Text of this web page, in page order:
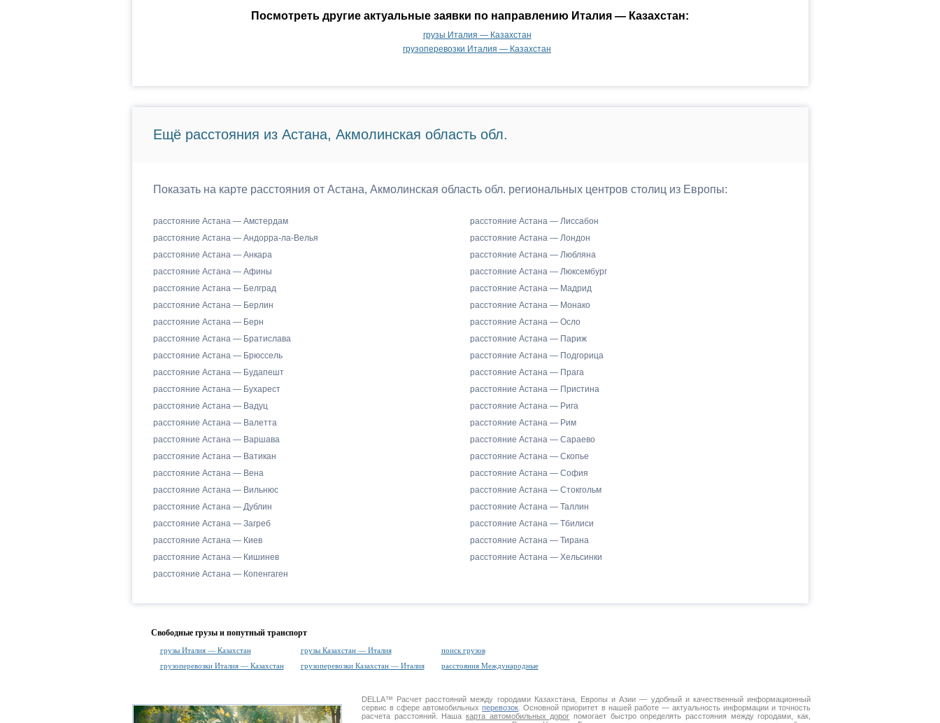
Посмотреть другие актуальные заявки по направлению Италия — Казахстан:
грузы Италия — Казахстан
грузоперевозки Италия — Казахстан
Ещё расстояния из Астана, Акмолинская область обл.
Показать на карте расстояния от Астана, Акмолинская область обл. региональных центров столиц из Европы:
расстояние Астана — Амстердам
расстояние Астана — Андорра-ла-Велья
расстояние Астана — Анкара
расстояние Астана — Афины
расстояние Астана — Белград
расстояние Астана — Берлин
расстояние Астана — Берн
расстояние Астана — Братислава
расстояние Астана — Брюссель
расстояние Астана — Будапешт
расстояние Астана — Бухарест
расстояние Астана — Вадуц
расстояние Астана — Валетта
расстояние Астана — Варшава
расстояние Астана — Ватикан
расстояние Астана — Вена
расстояние Астана — Вильнюс
расстояние Астана — Дублин
расстояние Астана — Загреб
расстояние Астана — Киев
расстояние Астана — Кишинев
расстояние Астана — Копенгаген
расстояние Астана — Лиссабон
расстояние Астана — Лондон
расстояние Астана — Любляна
расстояние Астана — Люксембург
расстояние Астана — Мадрид
расстояние Астана — Монако
расстояние Астана — Осло
расстояние Астана — Париж
расстояние Астана — Подгорица
расстояние Астана — Прага
расстояние Астана — Пристина
расстояние Астана — Рига
расстояние Астана — Рим
расстояние Астана — Сараево
расстояние Астана — Скопье
расстояние Астана — София
расстояние Астана — Стокгольм
расстояние Астана — Таллин
расстояние Астана — Тбилиси
расстояние Астана — Тирана
расстояние Астана — Хельсинки
Свободные грузы и попутный транспорт
грузы Италия — Казахстан грузы Казахстан — Италия
поиск грузов
грузоперевозки Италия — Казахстан
грузоперевозки Казахстан — Италия расстояния Международные
DELLA™ Расчет расстояний между городами Казахстана, Европы и Азии — удобный и качественный информационный
сервис в сфере автомобильныхперевозок . Основной приоритет в нашей работе — актуальность информации и точность
расчета расстояний. Наша карта автомобильных дорог помогает быстро определять расстояния между городами, как,